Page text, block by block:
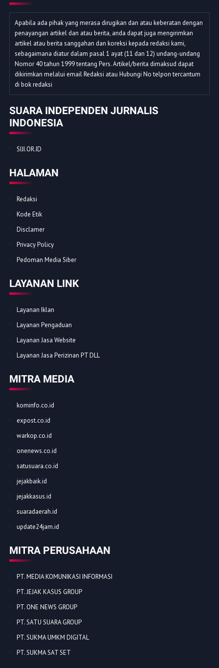
Apabila ada pihak yang merasa dirugikan dan atau keberatan dengan
penayangan artikel dan atau berita, anda dapat juga mengirimkan
artikel atau berita sanggahan dan koreksi kepada redaksi kami,
sebagaimana diatur dalam pasal 1 ayat (11 dan 12) undang-undang
Nomor 40 tahun 1999 tentang Pers. Artikel/berita dimaksud dapat
dikirimkan melalui email Redaksi atau Hubungi No telpon tercantum
di bok redaksi
SUARA INDEPENDEN JURNALIS
INDONESIA
SIJI.OR.ID
HALAMAN
Redaksi
Kode Etik
Disclamer
Privacy Policy
Pedoman Media Siber
LAYANAN LINK
Layanan Iklan
Layanan Pengaduan
Layanan Jasa Website
Layanan Jasa Perizinan PT DLL
MITRA MEDIA
kominfo.co.id
expost.co.id
warkop.co.id
onenews.co.id
satusuara.co.id
jejakbaik.id
jejakkasus.id
suaradaerah.id
update24jam.id
MITRA PERUSAHAAN
PT. MEDIA KOMUNIKASI INFORMASI
PT. JEJAK KASUS GROUP
PT. ONE NEWS GROUP
PT. SATU SUARA GROUP
PT. SUKMA UMKM DIGITAL
PT. SUKMA SAT SET